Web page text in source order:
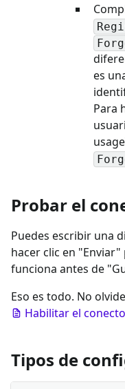
es
Para
Probar el
Puedes escribir una
hacer clic en
funciona antes de
Eso es todo. No
Habilitar el
Tipos de